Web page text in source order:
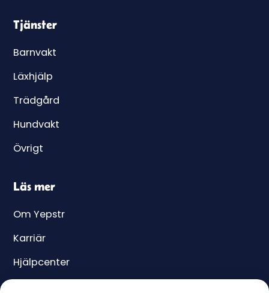
Tjänster
Barnvakt
Läxhjälp
Trädgård
Hundvakt
Övrigt
Läs mer
Om Yepstr
Karriär
Hjälpcenter